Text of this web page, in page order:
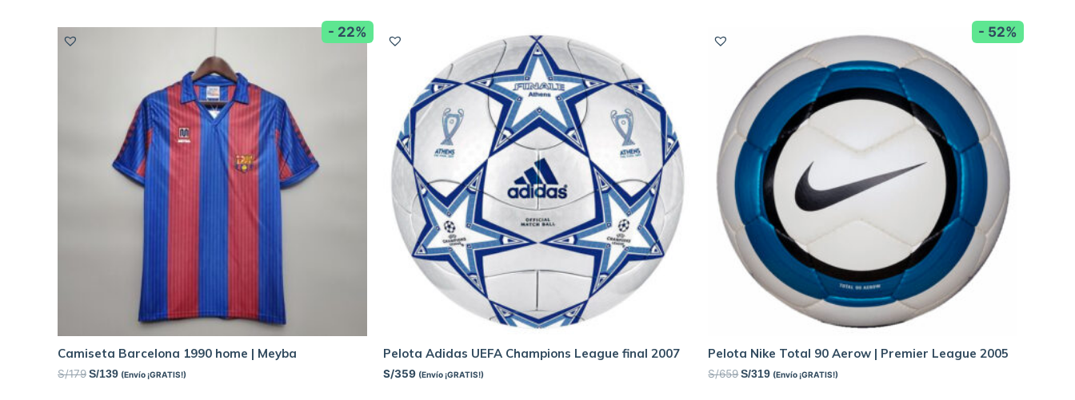
- 22%
Camiseta Barcelona 1990 home | Meyba
S/179 S/139 (Envío ¡GRATIS!)
Pelota Adidas UEFA Champions League final 2007
S/359 (Envío ¡GRATIS!)
- 52%
Pelota Nike Total 90 Aerow | Premier League 2005
S/659 S/319 (Envío ¡GRATIS!)